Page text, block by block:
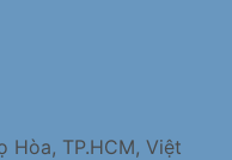
Hòa, TP.HCM, Việt